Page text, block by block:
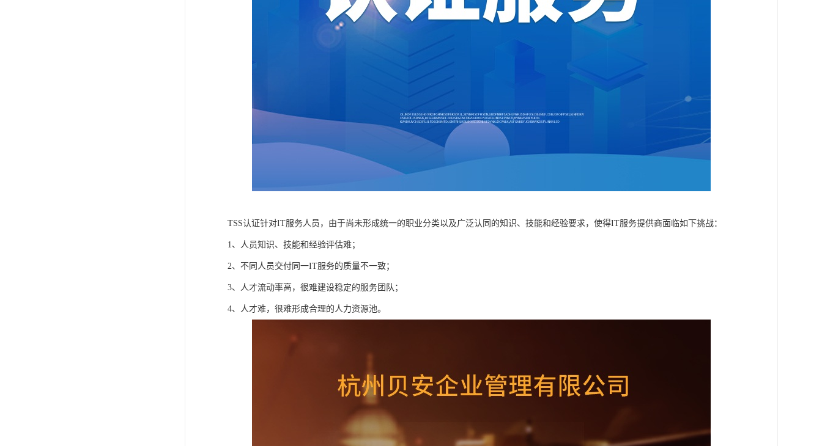
TSS认证针对IT服务人员，由于尚未形成统一的职业分类以及广泛认同的知识、技能和经验要求，使得IT服务提供商面临如下挑战：
1、人员知识、技能和经验评估难；
2、不同人员交付同一IT服务的质量不一致；
3、人才流动率高，很难建设稳定的服务团队；
4、人才难，很难形成合理的人力资源池。